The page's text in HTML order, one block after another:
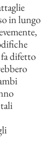
in lungo
difetto